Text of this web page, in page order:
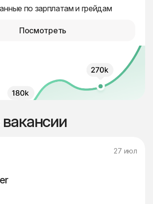
по зарплатам и грейдам
Посмотреть
27 июл